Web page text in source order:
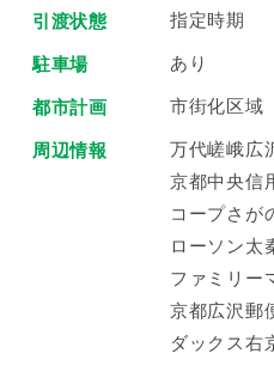
引渡状態 指定時期
駐車場 あり
都市計画 市街化区域
周辺情報
万代嵯峨広
京都中央信
コープさが
ローソン太
ファミリー
京都広沢郵
ダックス右